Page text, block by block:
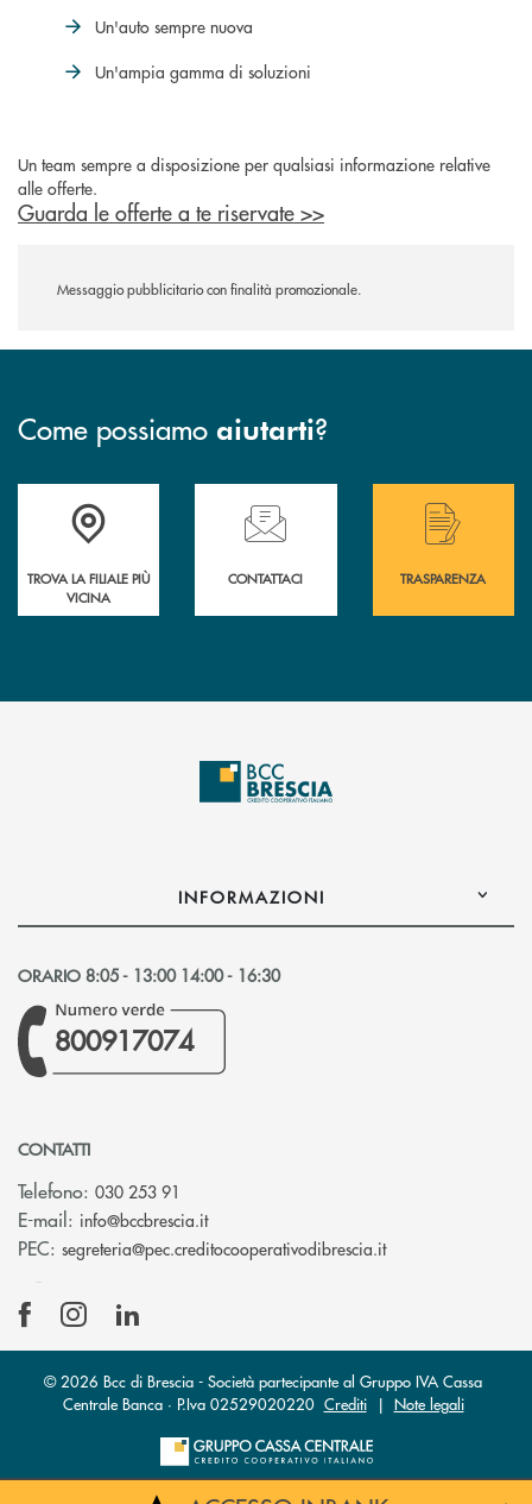
Un'auto sempre nuova
Un'ampia gamma di soluzioni
Un team sempre a disposizione per qualsiasi informazione relative
alle offerte.
Guarda le offerte a te riservate >>
Messaggio pubblicitario con finalità promozionale.
Come possiamo aiutarti?
Accedi all' elenco completo delle filiali .
TROVA LA FILIALE PIÙ
VICINA
Hai bisogno di assistenza immediata?
CONTATTACI
Hai bisogno di
TRASPARENZA
INFORMAZIONI
ORARIO 8:05 - 13:00 14:00 - 16:30
800917074
CONTATTI
Telefono: 030 253 91
E-mail: info@bccbrescia.it(si apre l’app di posta elettronica)
PEC: segreteria@pec.creditocooperativodibrescia.it(si apre l’app di
© 2026 Bcc di Brescia - Società partecipante al Gruppo IVA Cassa
Centrale Banca · P.Iva 02529020220 Crediti| Note legali